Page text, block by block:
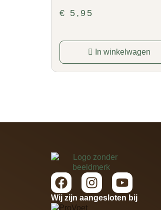
€ 5,95
In winkelwagen
Wij zijn aangesloten bij